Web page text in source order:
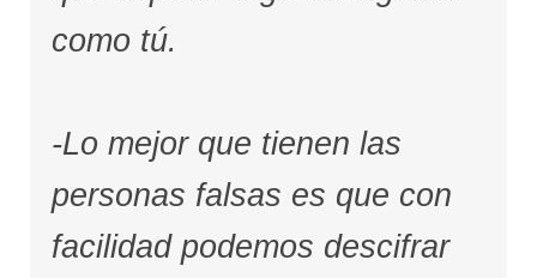
como tú.
-Lo mejor que tienen las
personas falsas es que con
facilidad podemos descifrar